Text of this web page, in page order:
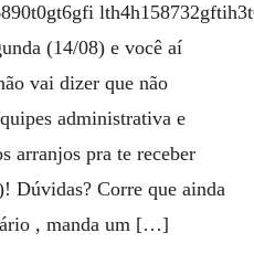
(14/08) e você aí
vai dizer que não
administrativa e
arranjos pra te receber
Dúvidas? Corre que ainda
, manda um […]